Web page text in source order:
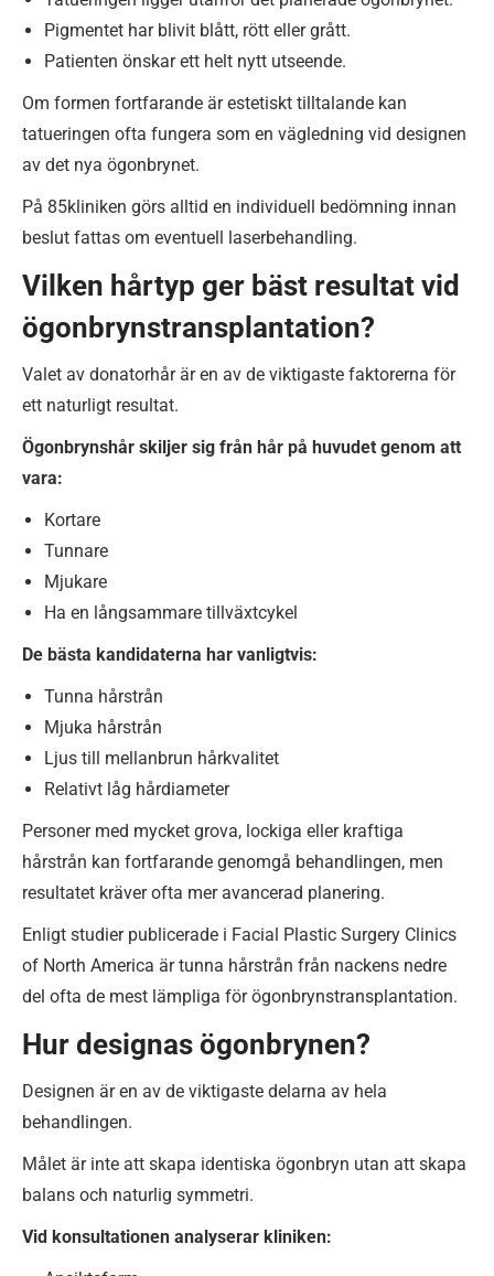
Pigmentet har blivit blått, rött eller grått.
Patienten önskar ett helt nytt utseende.
Om formen fortfarande är estetiskt tilltalande kan
tatueringen ofta fungera som en vägledning vid designen
av det nya ögonbrynet.
På 85kliniken görs alltid en individuell bedömning innan
beslut fattas om eventuell laserbehandling.
Vilken hårtyp ger bäst resultat vid
ögonbrynstransplantation?
Valet av donatorhår är en av de viktigaste faktorerna för
ett naturligt resultat.
Ögonbrynshår skiljer sig från hår på huvudet genom att
vara:
Kortare
Tunnare
Mjukare
Ha en långsammare tillväxtcykel
De bästa kandidaterna har vanligtvis:
Tunna hårstrån
Mjuka hårstrån
Ljus till mellanbrun hårkvalitet
Relativt låg hårdiameter
Personer med mycket grova, lockiga eller kraftiga
hårstrån kan fortfarande genomgå behandlingen, men
resultatet kräver ofta mer avancerad planering.
Enligt studier publicerade i Facial Plastic Surgery Clinics
of North America är tunna hårstrån från nackens nedre
del ofta de mest lämpliga för ögonbrynstransplantation.
Hur designas ögonbrynen?
Designen är en av de viktigaste delarna av hela
behandlingen.
Målet är inte att skapa identiska ögonbryn utan att skapa
balans och naturlig symmetri.
Vid konsultationen analyserar kliniken: